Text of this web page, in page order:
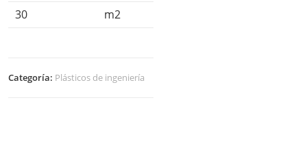
30
m2
Categoría: Plásticos de ingeniería